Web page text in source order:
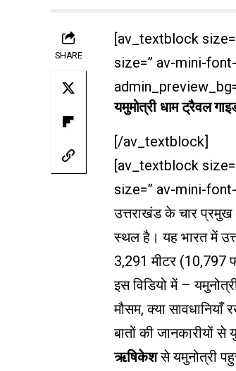
SHARE
[av_textblock
size=” av-mini-
यमुमोत्री धाम ट्रैवल
[/av_textblock]
[av_textblock
size=” av-mini-
उत्तराखंड के चार
स्थल है। यह भारत में
3,291 मीटर (10,797
इस विडियो में –
मौसम, क्या
बातों की जानकारीयों से
ऋषिकेशसे यमुनोत्री